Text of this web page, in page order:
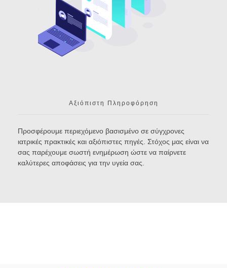
Αξιόπιστη Πληροφόρηση
Προσφέρουμε περιεχόμενο βασισμένο σε σύγχρονες
ιατρικές πρακτικές και αξιόπιστες πηγές. Στόχος μας είναι να
σας παρέχουμε σωστή ενημέρωση ώστε να παίρνετε
καλύτερες αποφάσεις για την υγεία σας.